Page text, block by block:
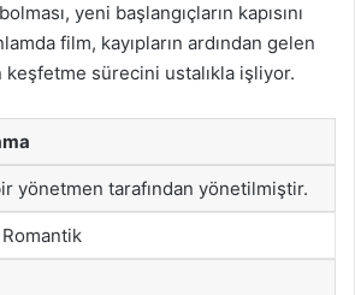
yeni başlangıçların kapısını
film, kayıpların ardından gelen
sürecini ustalıkla işliyor.
yönetmen tarafından yönetilmiştir.